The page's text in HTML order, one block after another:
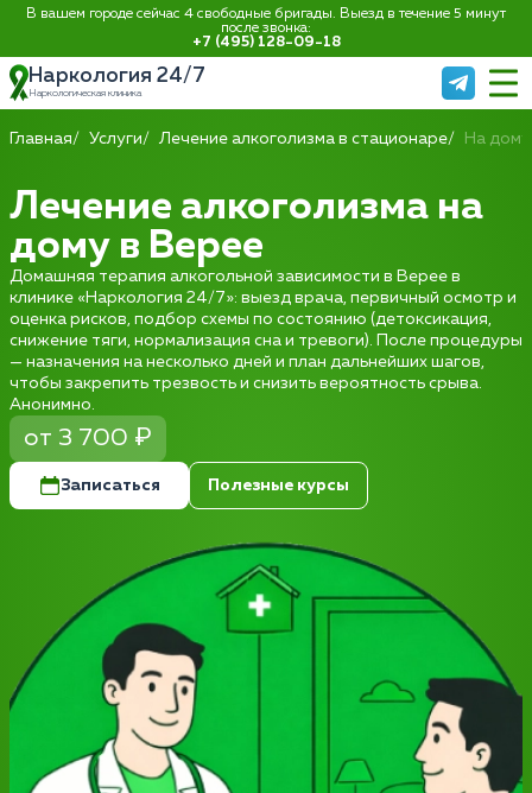
В вашем городе сейчас 4 свободные бригады. Выезд в течение 5 минут
после звонка:
+7 (495) 128-09-18
Наркология 24/7
Наркологическая клиника
Главная Услуги Лечение алкоголизма в стационаре На дому
Лечение алкоголизма на
дому в Верее
Домашняя терапия алкогольной зависимости в Верее в
клинике «Наркология 24/7»: выезд врача, первичный осмотр и
оценка рисков, подбор схемы по состоянию (детоксикация,
снижение тяги, нормализация сна и тревоги). После процедуры
— назначения на несколько дней и план дальнейших шагов,
чтобы закрепить трезвость и снизить вероятность срыва.
Анонимно.
от 3 700 ₽
Записаться Полезные курсы